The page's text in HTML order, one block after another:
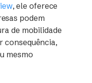
, ele oferece
podem
de mobilidade
consequência,
mesmo